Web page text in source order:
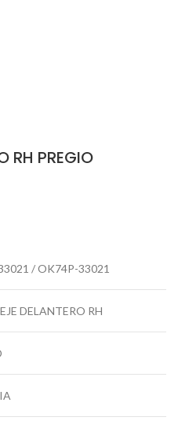
RH PREGIO
/ OK74P-33021
DELANTERO RH